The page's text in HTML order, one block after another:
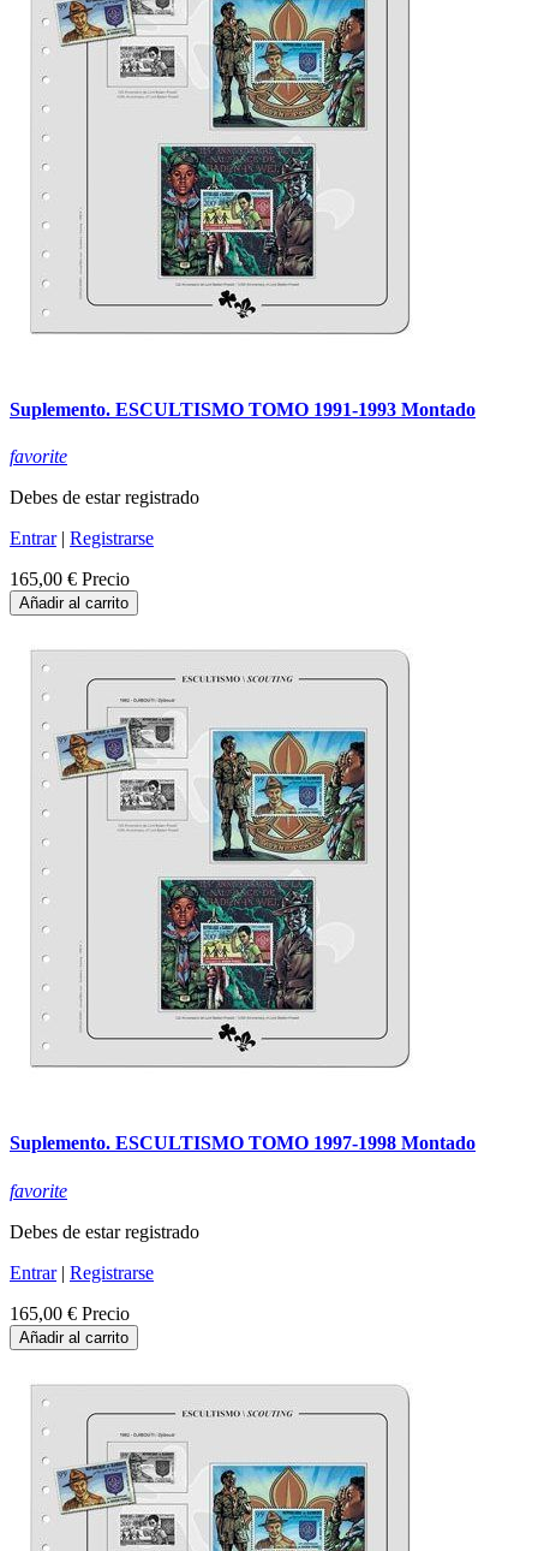
Suplemento. ESCULTISMO TOMO 1991-1993 Montado
favorite
Debes de estar registrado
Entrar| Registrarse
165,00 € Precio
Añadir al carrito
Suplemento. ESCULTISMO TOMO 1997-1998 Montado
favorite
Debes de estar registrado
Entrar| Registrarse
165,00 € Precio
Añadir al carrito